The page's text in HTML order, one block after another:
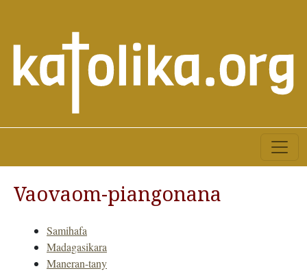
Vaovaom-piangonana
Samihafa
Madagasikara
Maneran-tany